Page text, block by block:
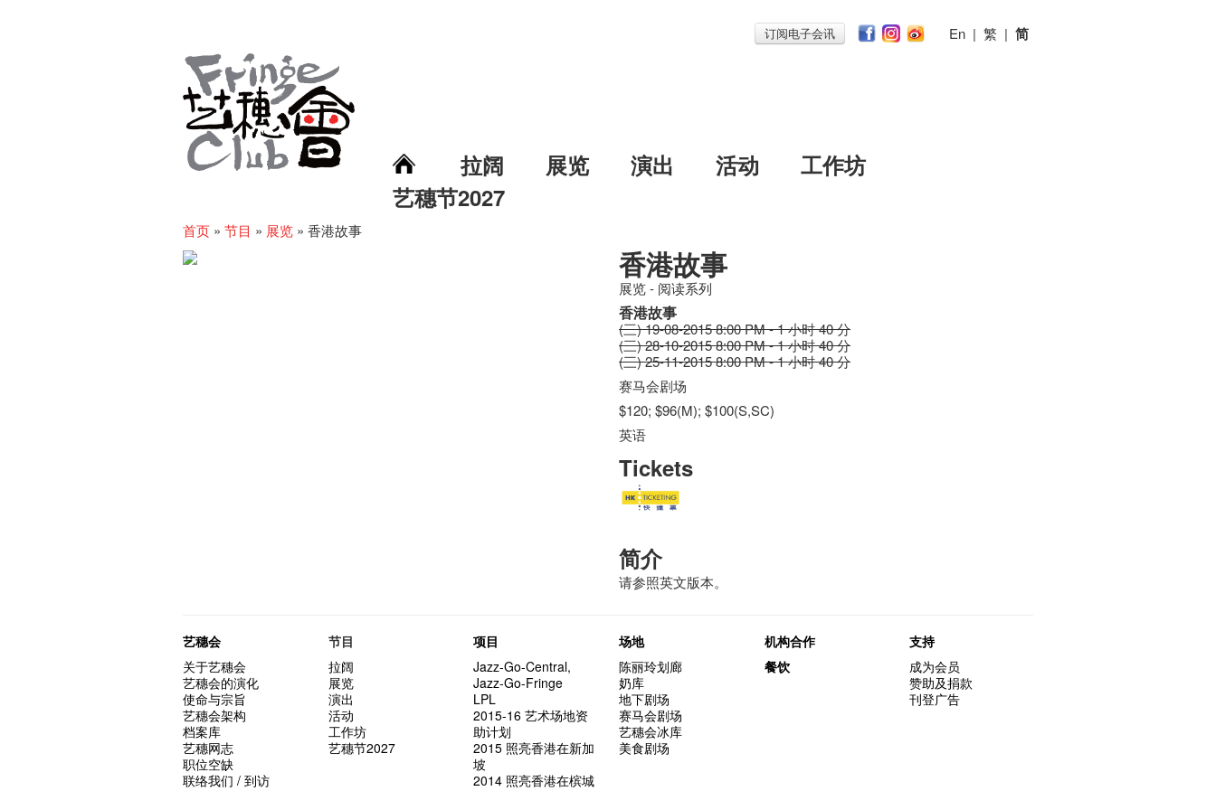
订阅电子会讯 En | 繁 | 简
拉阔 展览 演出 活动
工作坊
艺穗节2027
首页 » 节目 » 展览 » 香港故事
香港故事
展览 - 阅读系列
香港故事
(三) 19-08-2015 8:00 PM - 1 小时 40 分
(三) 28-10-2015 8:00 PM - 1 小时 40 分
(三) 25-11-2015 8:00 PM - 1 小时 40 分
赛马会剧场
$120; $96(M); $100(S,SC)
英语
Tickets
简介
请参照英文版本。
艺穗会
关于艺穗会
艺穗会的演化
使命与宗旨
艺穗会架构
档案库
艺穗网志
职位空缺
联络我们 / 到访
节目
拉阔
展览
演出
活动
工作坊
艺穗节2027
项目
Jazz-Go-Central,
Jazz-Go-Fringe
LPL
2015-16 艺术场地资
助计划
2015 照亮香港在新加
坡
2014 照亮香港在槟城
场地
陈丽玲划廊
奶库
地下剧场
赛马会剧场
艺穗会冰库
美食剧场
机构合作
餐饮
支持
成为会员
赞助及捐款
刊登广告